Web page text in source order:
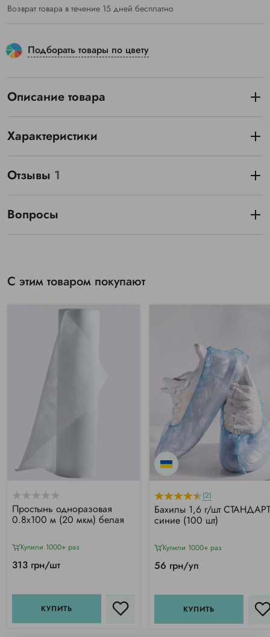
Возврат товара в течение 15 дней бесплатно
Подборать товары по цвету
Описание товара
Характеристики
Отзывы 1
Вопросы
С этим товаром покупают
Простынь одноразовая
0.8х100 м (20 мкм) белая
Купили 1000+ раз
313 грн/шт
КУПИТЬ
(2)
Бахилы 1,6 г/шт
синие (100 шт)
Купили 1000+ раз
56 грн/уп
КУПИТЬ